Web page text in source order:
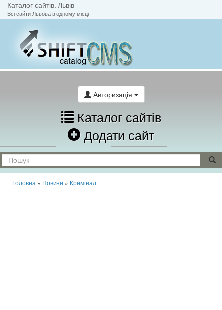
Каталог сайтів. Львів
Всі сайти Львова в одному місці
Авторизація
Каталог сайтів
Додати сайт
Головна » Новини » Кримінал